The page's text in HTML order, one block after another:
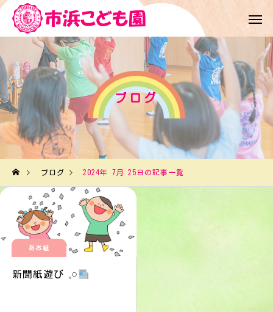
ブログ
ブログ 2024年 7月 25日の記事一覧
あお組
新聞紙遊び‪ 𓈒𓏸